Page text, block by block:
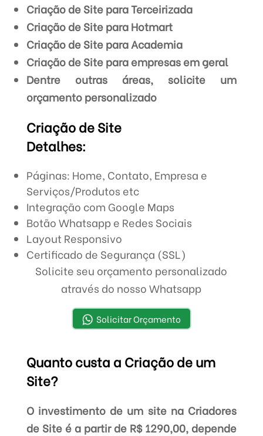
Criação de Site para Terceirizada
Criação de Site para Hotmart
Criação de Site para Academia
Criação de Site para empresas em geral
Dentre outras áreas, solicite um
orçamento personalizado
Criação de Site
Detalhes:
Páginas: Home, Contato, Empresa e
Serviços/Produtos etc
Integração com Google Maps
Botão Whatsapp e Redes Sociais
Layout Responsivo
Certificado de Segurança (SSL)
Solicite seu orçamento personalizado
através do nosso Whatsapp
Solicitar Orçamento
Quanto custa a Criação de um
Site?
O investimento de um site na Criadores
de Site é a partir de R$ 1290,00, depende